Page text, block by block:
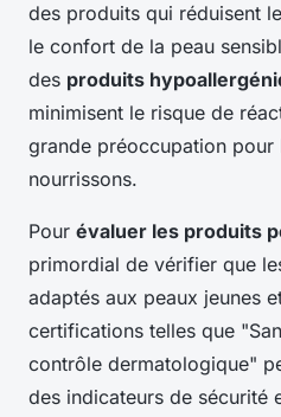
des produits qui réduisent
le confort de la peau
des produits
minimisent le risque de
grande préoccupation pour
nourrissons.
Pour évaluer les produits
primordial de vérifier que
adaptés aux peaux jeunes
certifications telles que
contrôle dermatologique"
des indicateurs de sécurité